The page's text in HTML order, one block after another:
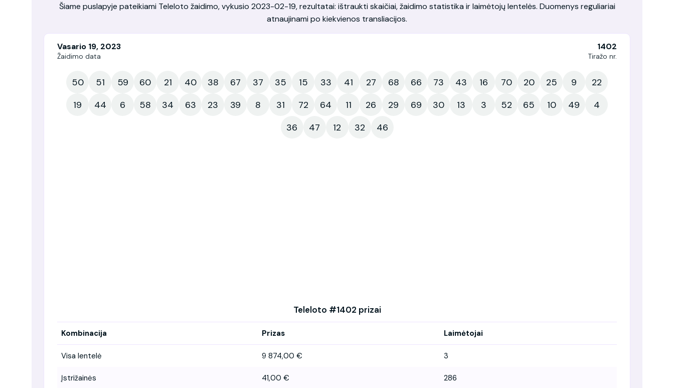
Šiame puslapyje pateikiami Teleloto žaidimo, vykusio 2023-02-19, rezultatai: ištraukti skaičiai, žaidimo statistika ir laimėtojų lentelės. Duomenys reguliariai
atnaujinami po kiekvienos transliacijos.
Vasario 19, 2023
Žaidimo data
1402
Tiražo nr.
50 51 59 60 21 40 38 67 37 35 15 33 41 27 68 66 73 43 16 70 20 25 9
22
19
44 6 58 34 63 23 39 8 31 72 64 11 26 29 69 30 13 3 52 65 10 49
4
36
47 12 32 46
Teleloto #1402 prizai
Kombinacija Prizas Laimėtojai
Visa lentelė 9 874,00 € 3
Įstrižainės 41,00 € 286